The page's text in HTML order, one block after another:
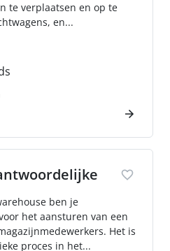
te verplaatsen en op te
en...
ben je
het aansturen van een
Het is
proces in het...